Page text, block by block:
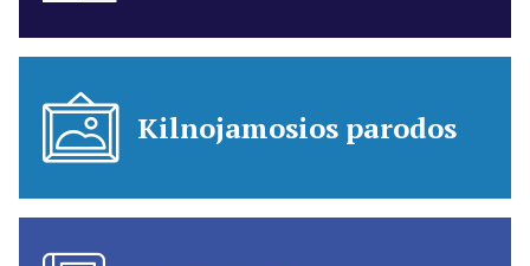
Kilnojamosios parodos